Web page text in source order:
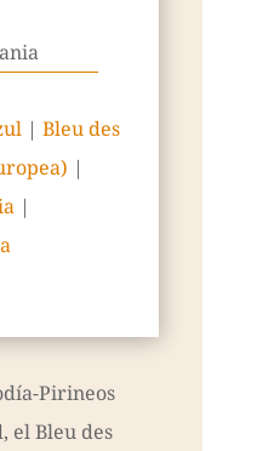
| Bleu des
|
|
Pirineos
el Bleu des